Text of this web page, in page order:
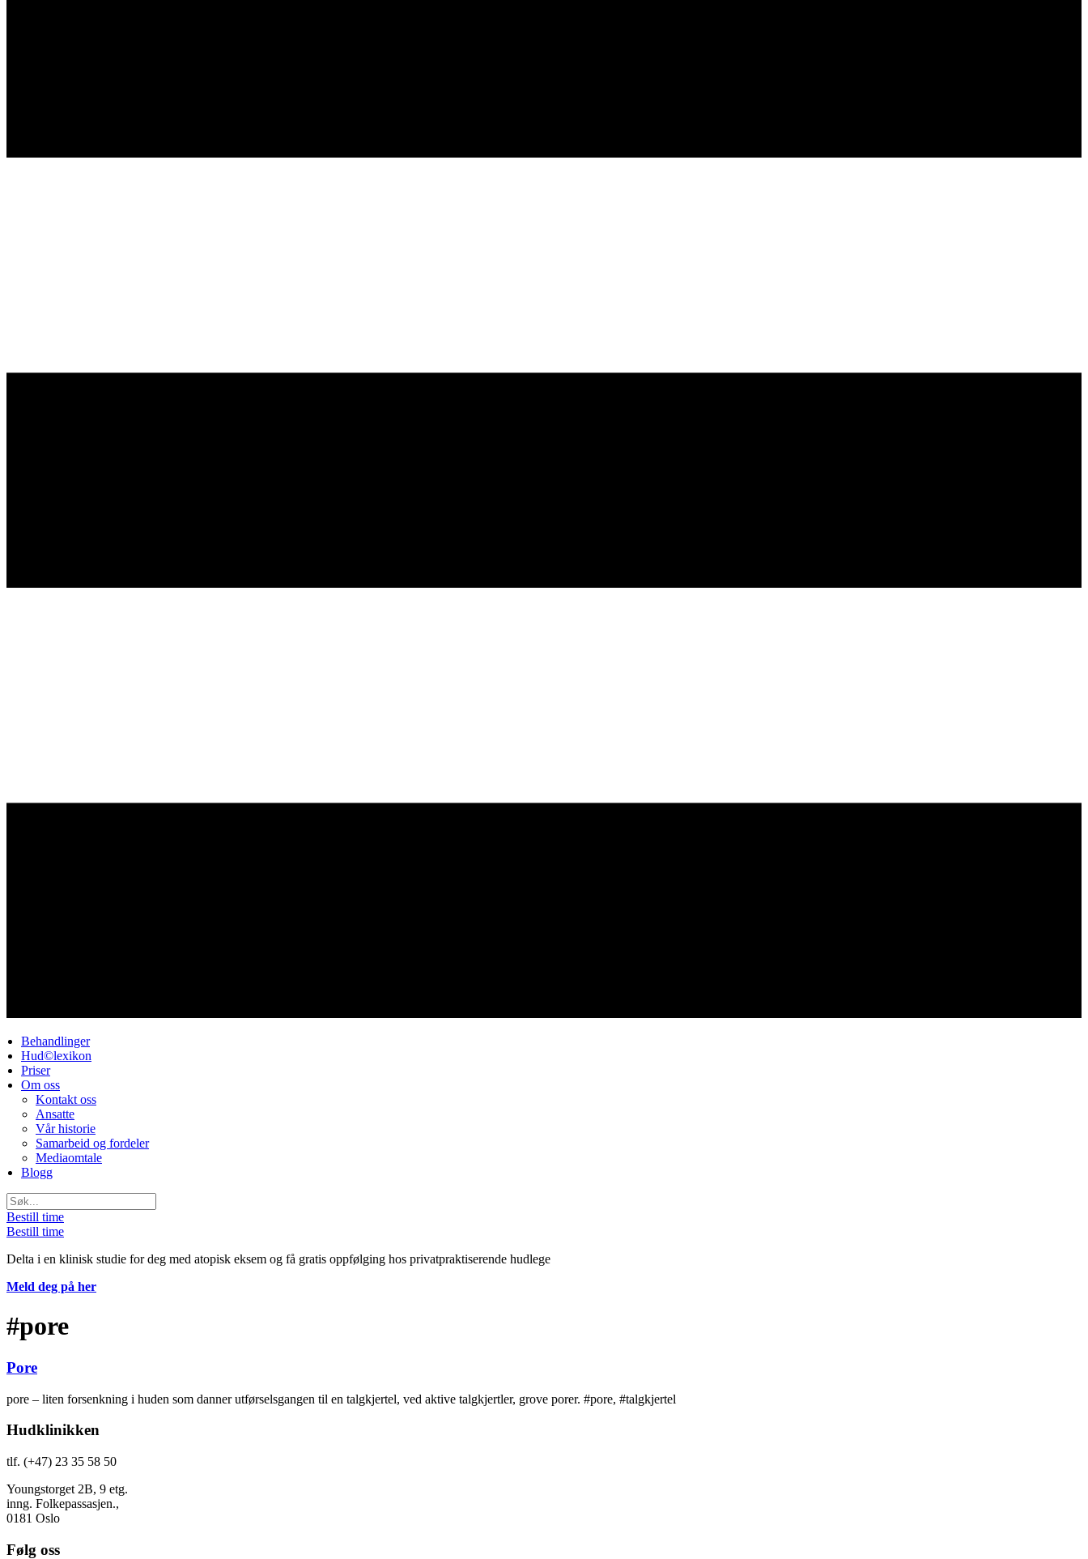
Behandlinger
Hud©lexikon
Priser
Om oss
Kontakt oss
Ansatte
Vår historie
Samarbeid og fordeler
Mediaomtale
Blogg
Bestill time
Bestill time
Delta i en klinisk studie for deg med atopisk eksem og få gratis oppfølging hos privatpraktiserende hudlege
Meld deg på her
#pore
Pore
pore – liten forsenkning i huden som danner utførselsgangen til en talgkjertel, ved aktive talgkjertler, grove porer. #pore, #talgkjertel
Hudklinikken
tlf. (+47) 23 35 58 50
Youngstorget 2B, 9 etg.
inng. Folkepassasjen.,
0181 Oslo
Følg oss